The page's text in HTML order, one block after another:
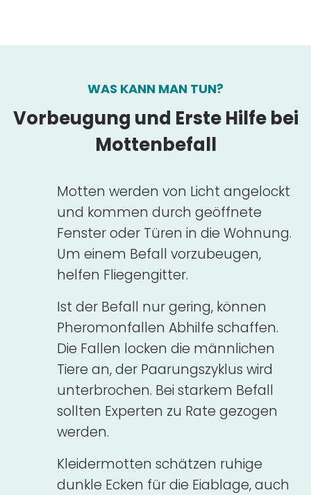
WAS KANN MAN TUN?
Vorbeugung und Erste Hilfe bei
Mottenbefall
Motten werden von Licht angelockt
und kommen durch geöffnete
Fenster oder Türen in die Wohnung.
Um einem Befall vorzubeugen,
helfen Fliegengitter.
Ist der Befall nur gering, können
Pheromonfallen Abhilfe schaffen.
Die Fallen locken die männlichen
Tiere an, der Paarungszyklus wird
unterbrochen. Bei starkem Befall
sollten Experten zu Rate gezogen
werden.
Kleidermotten schätzen ruhige
dunkle Ecken für die Eiablage, auch